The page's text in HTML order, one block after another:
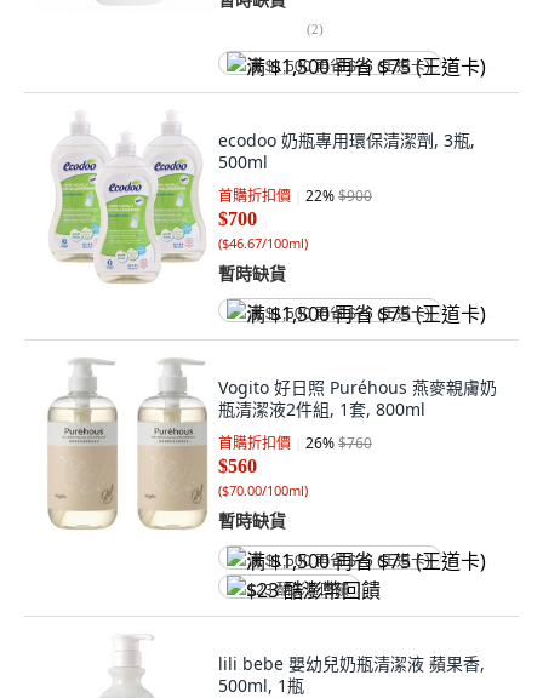
(2)
满 $1,500 再省 $75 (王道卡)
ecodoo 奶瓶專用環保清潔劑, 3瓶,
500ml
首購折扣價 22%$900
$700
($46.67/100ml)
暫時缺貨
满 $1,500 再省 $75 (王道卡)
Vogito 好日照 Puréhous 燕麥親膚奶
瓶清潔液2件組, 1套, 800ml
首購折扣價 26%$760
$560
($70.00/100ml)
暫時缺貨
满 $1,500 再省 $75 (王道卡)
$23 酷澎幣回饋
lili bebe 嬰幼兒奶瓶清潔液 蘋果香,
500ml, 1瓶